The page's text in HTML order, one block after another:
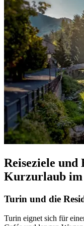
Reiseziele und
Kurzurlaub im
Turin und die
Turin eignet sich für